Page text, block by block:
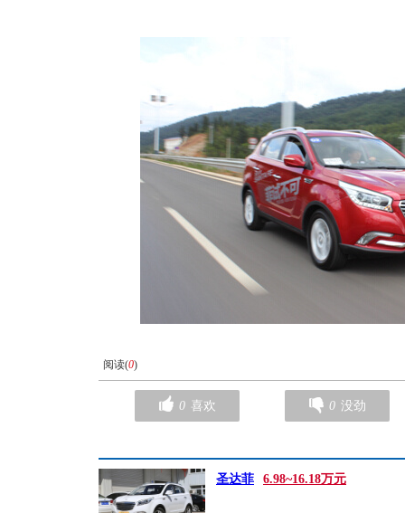
阅读(0)
0 喜欢 0 没劲
圣达菲 6.98~16.18万元